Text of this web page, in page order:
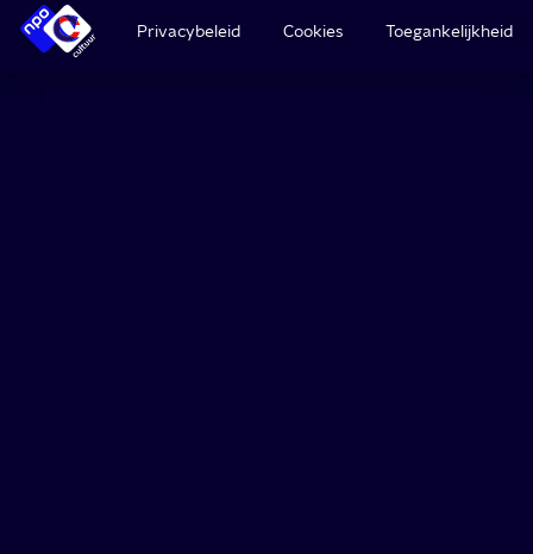
Privacybeleid Cookies Toegankelijkheid